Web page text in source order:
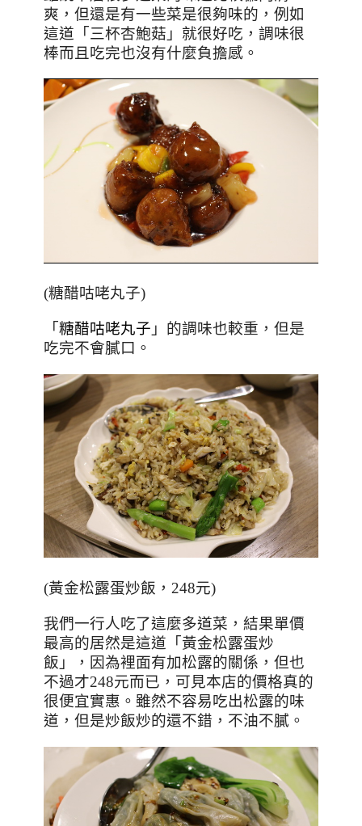
爽，但還是有一些菜是很夠味的，例如
這道「三杯杏鮑菇」就很好吃，調味很
棒而且吃完也沒有什麼負擔感。
(糖醋咕咾丸子)
「 糖醋咕咾丸子 」的調味也較重，但是
吃完不會膩口。
(黃金松露蛋炒飯，248元)
我們一行人吃了這麼多道菜，結果單價
最高的居然是這道 「黃金松露蛋炒
飯」，因為裡面有加松露的關係，但也
不過才248元而已，可見本店的價格真的
很便宜實惠。雖然不容易吃出松露的味
道，但是炒飯炒的還不錯，不油不膩。